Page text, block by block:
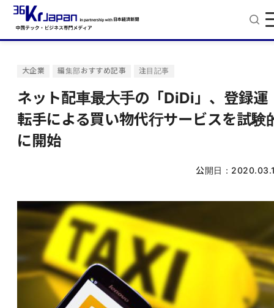
大企業 編集部おすすめ記事 注目記事
ネット配車最大手の「DiDi」、登録運
転手による買い物代行サービスを試験
に開始
公開日：